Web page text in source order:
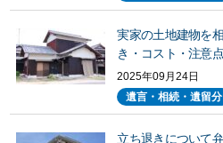
実家の土地建物を
き・コスト・注意
2025年09月24日
遺言・相続・遺留分
立ち退きについて